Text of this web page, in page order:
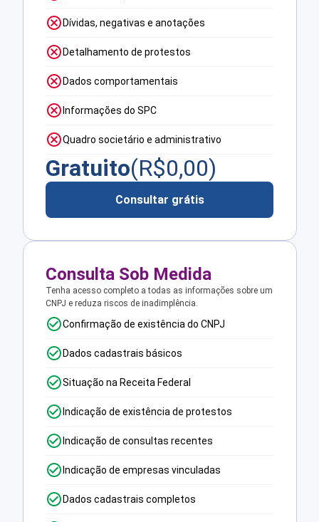
Dívidas, negativas e anotações
Detalhamento de protestos
Dados comportamentais
Informações do SPC
Quadro societário e administrativo
Gratuito(R$0,00)
Consultar grátis
Consulta Sob Medida
Tenha acesso completo a todas as informações sobre um
CNPJ e reduza riscos de inadimplência.
Confirmação de existência do CNPJ
Dados cadastrais básicos
Situação na Receita Federal
Indicação de existência de protestos
Indicação de consultas recentes
Indicação de empresas vinculadas
Dados cadastrais completos